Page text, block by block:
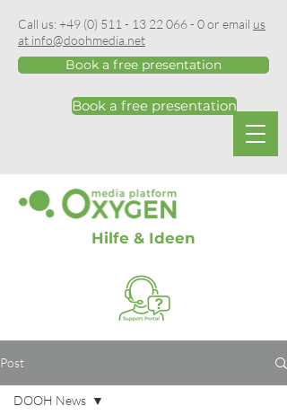
Call us:+49 (0) 511 - 13 22 066 - 0or email us
at info@doohmedia.net
Book a free presentation
Book a free presentation
Hilfe & Ideen
Post
DOOH News